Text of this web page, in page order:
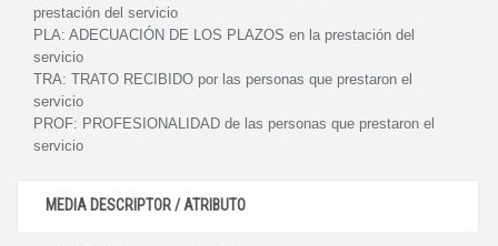
prestación del servicio
PLA: ADECUACIÓN DE LOS PLAZOS en la prestación del
servicio
TRA: TRATO RECIBIDO por las personas que prestaron el
servicio
PROF: PROFESIONALIDAD de las personas que prestaron el
servicio
MEDIA DESCRIPTOR / ATRIBUTO